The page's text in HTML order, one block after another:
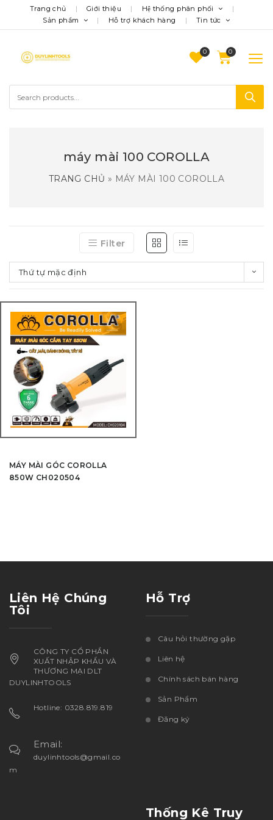
Trang chủ Giới thiệu
Hệ thống phân phối
Sản phẩm
Hỗ trợ khách hàng Tin tức
0
máy mài 100 COROLLA
TRANG CHỦ » MÁY MÀI 100 COROLLA
Filter
Thứ tự mặc định
MÁY MÀI GÓC COROLLA
850W CH020504
Liên Hệ Chúng
Tôi
CÔNG TY CỔ PHẦN
XUẤT NHẬP KHẨU VÀ
THƯƠNG MẠI DLT
DUYLINHTOOLS
Hotline: 0328.819.819
Email:
duylinhtools@gmail.co
m
Hỗ Trợ
Câu hỏi thường gặp
Liên hệ
Chính sách bán hàng
Sản Phẩm
Đăng ký
Thống Kê Truy